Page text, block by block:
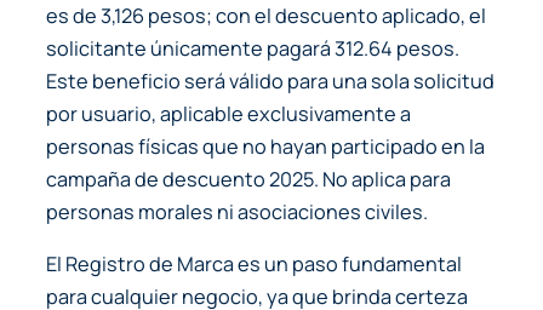
es de 3,126 pesos; con el descuento aplicado, el
solicitante únicamente pagará 312.64 pesos.
Este beneficio será válido para una sola solicitud
por usuario, aplicable exclusivamente a
personas físicas que no hayan participado en la
campaña de descuento 2025. No aplica para
personas morales ni asociaciones civiles.
El Registro de Marca es un paso fundamental
para cualquier negocio, ya que brinda certeza